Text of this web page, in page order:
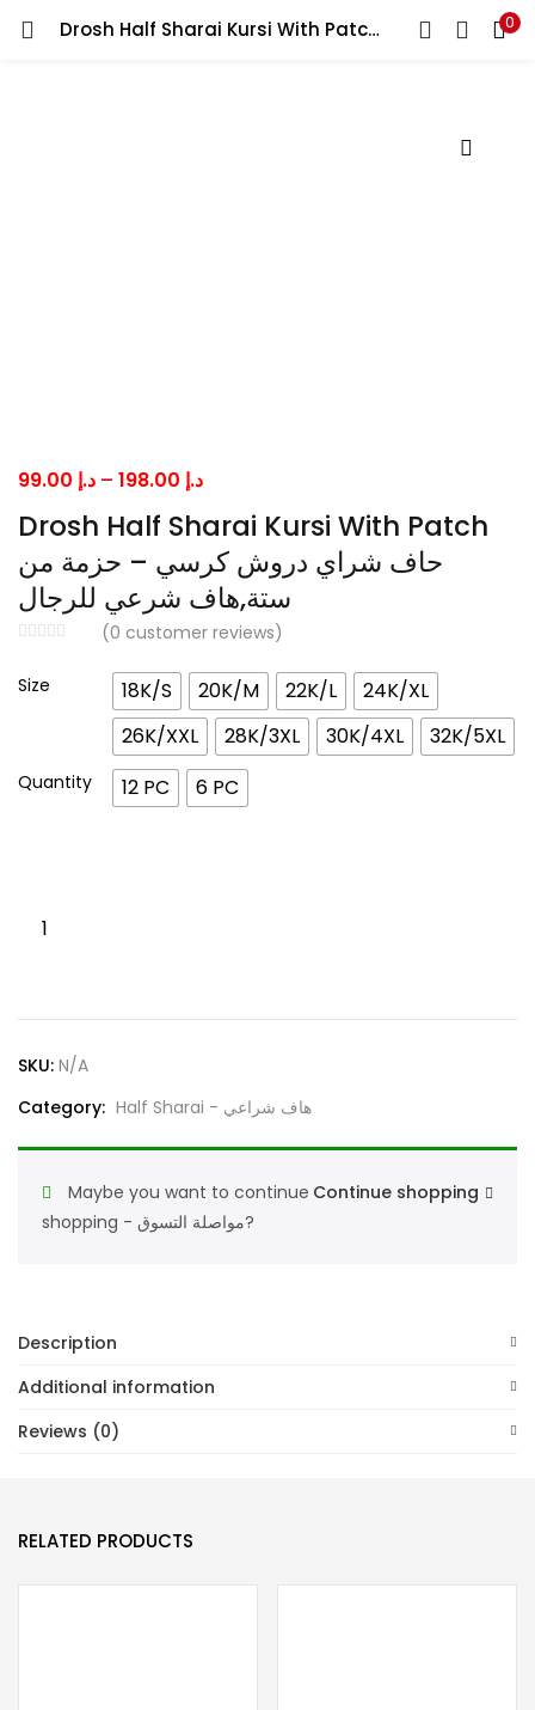
Drosh Half Sharai Kursi With Patch حاف شراي دروش كرسي – حزمة من ستة,هاف شرعي للرجال 0
LOGIN
Drosh Half Sharai Kursi With Patch
حاف شراي دروش كرسي – حزمة من
ستة,هاف شرعي للرجال
(0 customer reviews)
د.إ – د.إPrice
range:
د.إ 99.00
through
د.إ 198.00
Size 18K/S 20K/M 22K/L
24K/XL
26K/XXL
28K/3XL 30K/4XL 32K/5XL
Quantity 12 PC 6 PC
Drosh
Patch
حاف
كرسي
شرعي
للرجال
SKU: N/A
Category:
Half Sharai - هاف شراعي
Continue shopping
Maybe you want to continue
shopping - مواصلة التسوق?
Description
Additional information
Reviews (0)
RELATED PRODUCTS